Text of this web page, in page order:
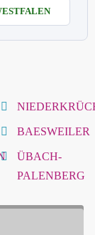
BAESWEILER
ÜBACH-
PALENBERG